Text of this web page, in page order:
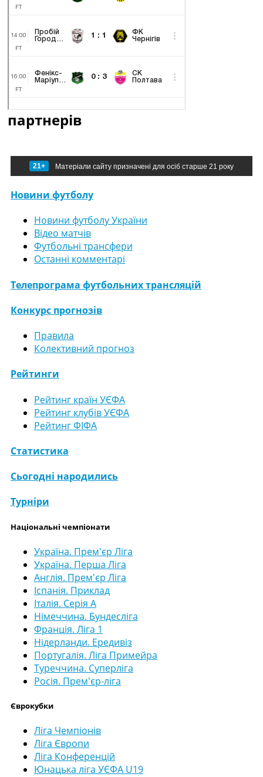
партнерів
21+ Матеріали сайту призначені для осіб старше 21 року
Новини футболу
Новини футболу України
Відео матчів
Футбольні трансфери
Останні комментарі
Телепрограма футбольних трансляцій
Конкурс прогнозів
Правила
Колективний прогноз
Рейтинги
Рейтинг країн УЄФА
Рейтинг клубів УЄФА
Рейтинг ФІФА
Статистика
Сьогодні народились
Турніри
Національні чемпіонати
Україна. Прем'єр Ліга
Україна. Перша Ліга
Англія. Прем'єр Ліга
Іспанія. Приклад
Італія. Серія А
Німеччина. Бундесліга
Франція. Ліга 1
Нідерланди. Ередивіз
Португалія. Ліга Примейра
Туреччина. Суперліга
Росія. Прем'єр-ліга
Єврокубки
Ліга Чемпіонів
Ліга Європи
Ліга Конференцій
Юнацька ліга УЄФА U19